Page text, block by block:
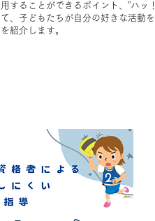
することができるポイント、”ハッ
、子どもたちが自分の好きな活動
紹介します。